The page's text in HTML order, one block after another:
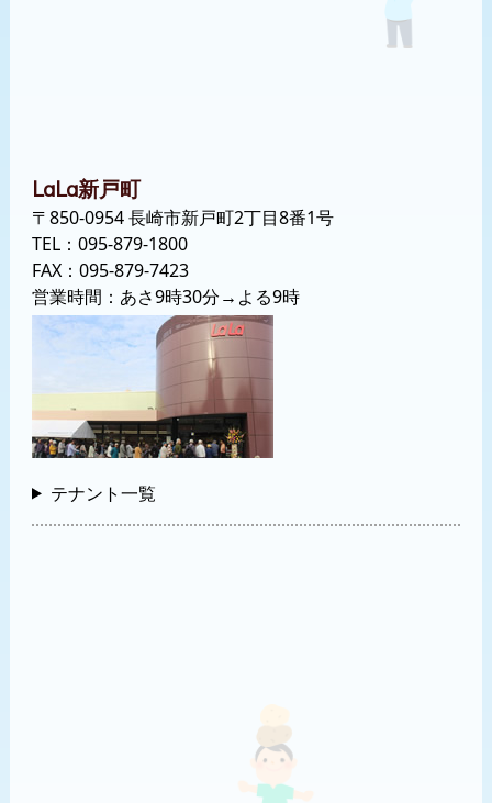
LaLa新戸町
〒850-0954 長崎市新戸町2丁目8番1号
TEL： 095-879-1800
FAX：095-879-7423
営業時間：あさ9時30分→よる9時
テナント一覧